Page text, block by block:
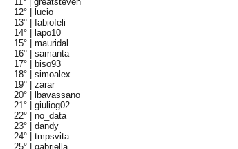
12° |
lucio
13° |fabiofeli
14° |
lapo10
15° |mauridal
16° |samanta
17° |
biso93
18° |simoalex
19° |zarar
20° |
lbavassano
21° |giuliog02
22° |no_data
23° |dandy
24° |tmpsvita
25° |gabriella